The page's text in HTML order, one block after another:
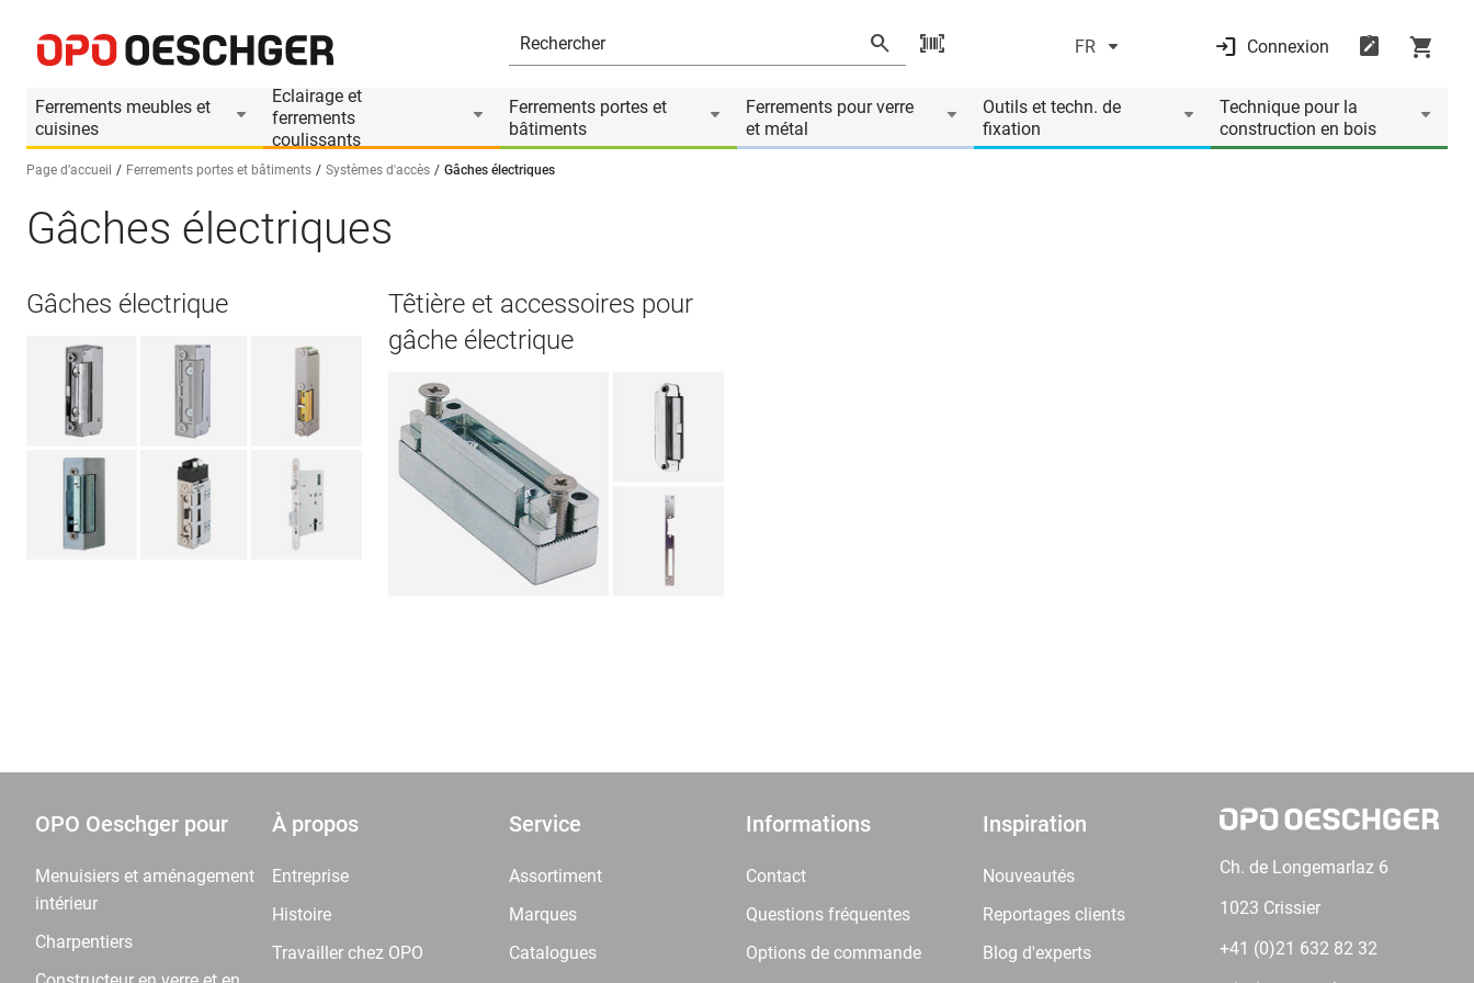
FR Connexion
Ferrements meubles et
cuisines
Eclairage et
ferrements
coulissants
Ferrements portes et
bâtiments
Ferrements pour verre
et métal
Outils et techn. de
fixation
Technique pour la
construction en bois
Sélectionnez une langue (FR)
Page d’accueil Ferrements portes et bâtiments Systèmes d'accès Gâches électriques
Gâches électriques
Gâches électrique
Têtière et accessoires pour
gâche électrique
OPO Oeschger pour
Menuisiers et aménagement
intérieur
Charpentiers
À propos
Entreprise
Histoire
Travailler chez OPO
Service
Assortiment
Marques
Catalogues
Informations
Contact
Questions fréquentes
Options de commande
Inspiration
Nouveautés
Reportages clients
Blog d'experts
Ch. de Longemarlaz 6
1023 Crissier
+41 (0)21 632 82 32